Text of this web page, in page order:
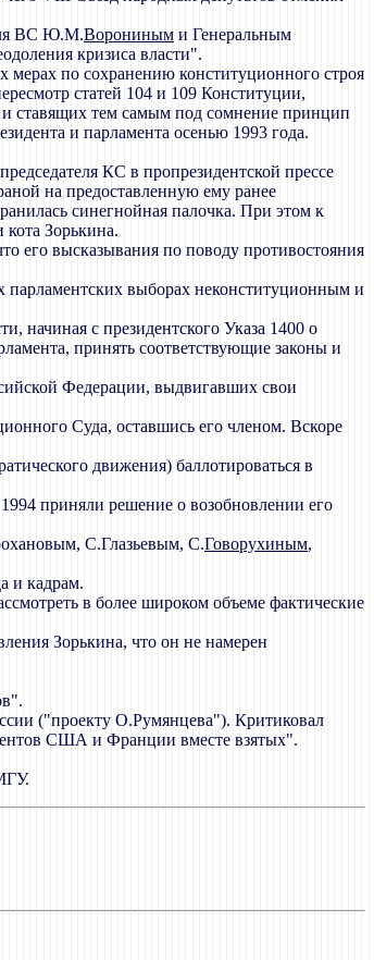
ВС Ю.М.Ворониным и Генеральным
кризиса власти".
по сохранению конституционного строя
статей 104 и 109 Конституции,
ставящих тем самым под сомнение принцип
и парламента осенью 1993 года.
КС в пропрезидентской прессе
на предоставленную ему ранее
синегнойная палочка. При этом к
Зорькина.
его высказывания по поводу противостояния
парламентских выборах неконституционным и
начиная с президентского Указа 1400 о
принять соответствующие законы и
Федерации, выдвигавших свои
Суда, оставшись его членом. Вскоре
движения) баллотироваться в
приняли решение о возобновлении его
С.Глазьевым, С.Говорухиным,
и кадрам.
в более широком объеме фактические
Зорькина, что он не намерен
("проекту О.Румянцева"). Критиковал
США и Франции вместе взятых".